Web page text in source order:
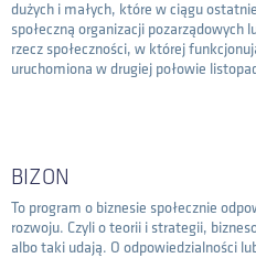
dużych i małych, które w ciągu
społeczną organizacji pozarządowych
rzecz społeczności, w której
uruchomiona w drugiej połowie
BIZON
To program o biznesie społecznie
rozwoju. Czyli o teorii i strategii,
albo taki udają. O odpowiedzialności